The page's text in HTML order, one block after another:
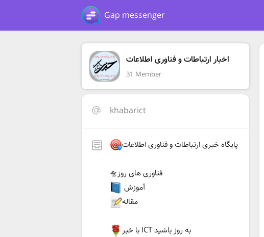
Gap messenger
اخبار ارتباطات و فناوری اطلاعات
31 Member
khabarict
پایگاه خبری ارتباطات و فناوری اطلاعات
🛸فناوری های روز
آموزش
مقاله
با خبر ICT به روز باشید